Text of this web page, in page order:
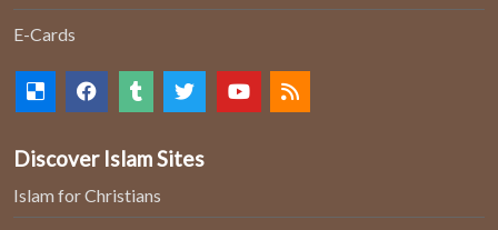
E-Cards
Discover Islam Sites
Islam for Christians